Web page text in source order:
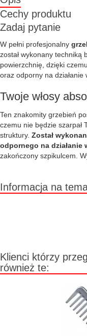
Cechy produktu
Zadaj pytanie
W pełni profesjonalny
został wykonany techniką
powierzchnię, dzięki
oraz odporny na działanie
Twoje włosy
Ten znakomity grzebień
czemu nie będzie szarpał
struktury. Został
odpornego na działanie
zakończony szpikulcem.
Informacja na
Klienci którzy
również te: